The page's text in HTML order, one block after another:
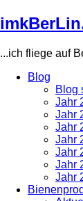
Direkt
zum
...ich fliege auf
navigation
Blog
Blog
Jahr
Jahr
Jahr
Jahr
Jahr
Jahr
Jahr